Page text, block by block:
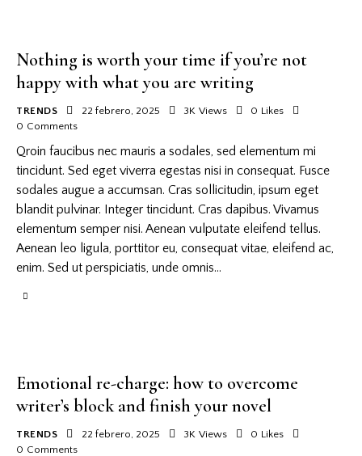
Nothing is worth your time if you’re not
happy with what you are writing
TRENDS 22 febrero, 2025 3K Views 0 Likes
0 Comments
Qroin faucibus nec mauris a sodales, sed elementum mi
tincidunt. Sed eget viverra egestas nisi in consequat. Fusce
sodales augue a accumsan. Cras sollicitudin, ipsum eget
blandit pulvinar. Integer tincidunt. Cras dapibus. Vivamus
elementum semper nisi. Aenean vulputate eleifend tellus.
Aenean leo ligula, porttitor eu, consequat vitae, eleifend ac,
enim. Sed ut perspiciatis, unde omnis…
Emotional re-charge: how to overcome
writer’s block and finish your novel
TRENDS 22 febrero, 2025 3K Views 0 Likes
0 Comments